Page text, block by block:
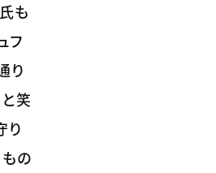
も
フ
り
笑
り
の